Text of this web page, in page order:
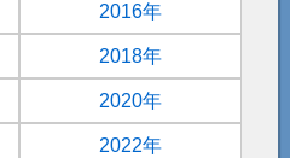
2016年
2018年
2020年
2022年